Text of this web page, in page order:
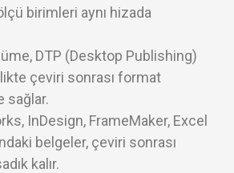
birimleri aynı hizada
DTP (Desktop Publishing)
çeviri sonrası format
sağlar.
InDesign, FrameMaker, Excel
belgeler, çeviri sonrası
kalır.